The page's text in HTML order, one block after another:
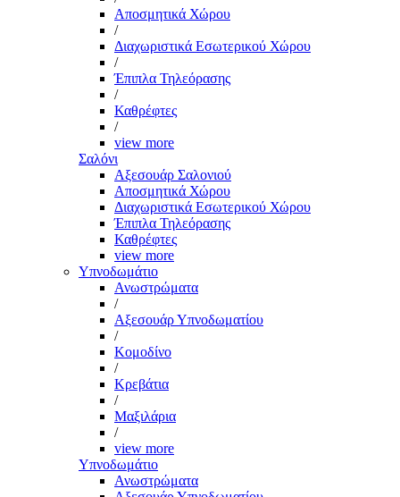
Αποσμητικά Χώρου
/
Διαχωριστικά Εσωτερικού Χώρου
/
Έπιπλα Τηλεόρασης
/
Καθρέφτες
/
view more
Σαλόνι
Αξεσουάρ Σαλονιού
Αποσμητικά Χώρου
Διαχωριστικά Εσωτερικού Χώρου
Έπιπλα Τηλεόρασης
Καθρέφτες
view more
Υπνοδωμάτιο
Ανωστρώματα
/
Αξεσουάρ Υπνοδωματίου
/
Κομοδίνο
/
Κρεβάτια
/
Μαξιλάρια
/
view more
Υπνοδωμάτιο
Ανωστρώματα